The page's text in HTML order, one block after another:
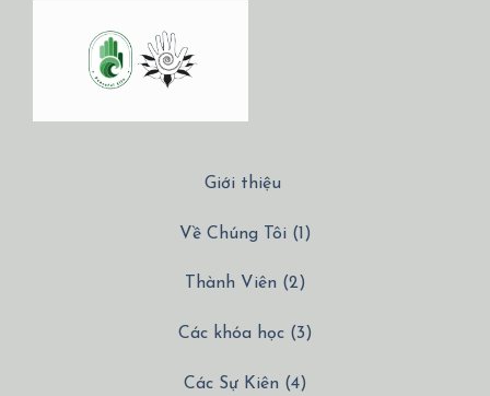
Giới thiệu
Về Chúng Tôi (1)
Thành Viên (2)
Các khóa học (3)
Các Sự Kiên (4)